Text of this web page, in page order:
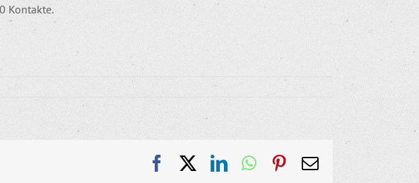
Kontakte.
FacebookLinkedInWhatsApp
Pinterest
E-